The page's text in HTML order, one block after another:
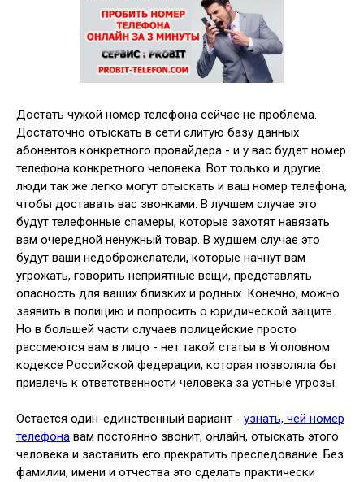
Достать чужой номер телефона сейчас не проблема.
Достаточно отыскать в сети слитую базу данных
абонентов конкретного провайдера - и у вас будет номер
телефона конкретного человека. Вот только и другие
люди так же легко могут отыскать и ваш номер телефона,
чтобы доставать вас звонками. В лучшем случае это
будут телефонные спамеры, которые захотят навязать
вам очередной ненужный товар. В худшем случае это
будут ваши недоброжелатели, которые начнут вам
угрожать, говорить неприятные вещи, представлять
опасность для ваших близких и родных. Конечно, можно
заявить в полицию и попросить о юридической защите.
Но в большей части случаев полицейские просто
рассмеются вам в лицо - нет такой статьи в Уголовном
кодексе Российской федерации, которая позволяла бы
привлечь к ответственности человека за устные угрозы.
Остается один-единственный вариант - узнать, чей номер
телефона вам постоянно звонит, онлайн, отыскать этого
человека и заставить его прекратить преследование. Без
фамилии, имени и отчества это сделать практически